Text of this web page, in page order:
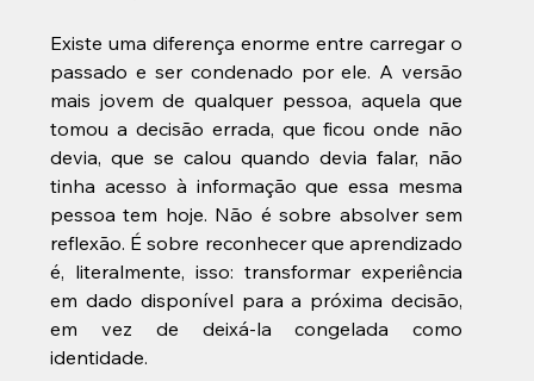
Existe uma diferença enorme entre carregar o
passado e ser condenado por ele. A versão
mais jovem de qualquer pessoa, aquela que
tomou a decisão errada, que ficou onde não
devia, que se calou quando devia falar, não
tinha acesso à informação que essa mesma
pessoa tem hoje. Não é sobre absolver sem
reflexão. É sobre reconhecer que aprendizado
é, literalmente, isso: transformar experiência
em dado disponível para a próxima decisão,
em vez de deixá-la congelada como
identidade.